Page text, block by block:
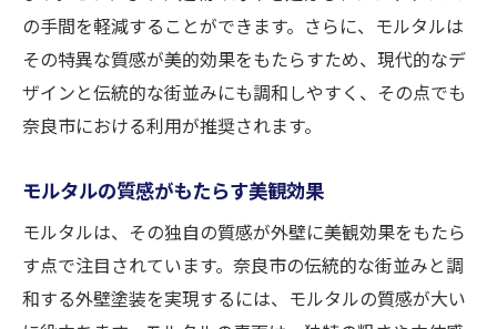
の手間を軽減することができます。さらに、モルタルは
その特異な質感が美的効果をもたらすため、現代的なデ
ザインと伝統的な街並みにも調和しやすく、その点でも
奈良市における利用が推奨されます。
モルタルの質感がもたらす美観効果
モルタルは、その独自の質感が外壁に美観効果をもたら
す点で注目されています。奈良市の伝統的な街並みと調
和する外壁塗装を実現するには、モルタルの質感が大い